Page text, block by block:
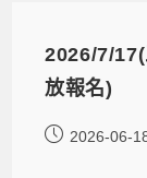
2026/7/
放報名)
2026-06-